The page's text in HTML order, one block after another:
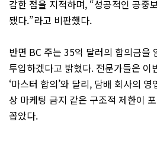
감한 점을 지적하며, “성공적인 공중
됐다.”라고 비판했다.
반면 BC 주는 35억 달러의 합의금을
투입하겠다고 밝혔다. 전문가들은 이
‘마스터 합의’와 달리, 담배 회사의
상 마케팅 금지 같은 구조적 제한이
꼽았다.